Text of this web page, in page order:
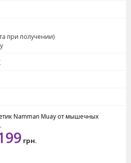
при получении)
Namman Muay от мышечных
грн.